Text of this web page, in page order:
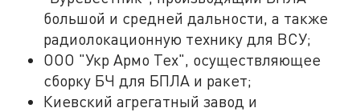
большой и средней дальности, а также
радиолокационную технику для ВСУ;
ООО "Укр Армо Тех", осуществляющее
сборку БЧ для БПЛА и ракет;
Киевский агрегатный завод и